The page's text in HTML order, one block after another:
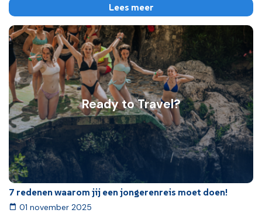
Lees meer
7 redenen waarom jij een jongerenreis moet doen!
01 november 2025
Ready to Travel?